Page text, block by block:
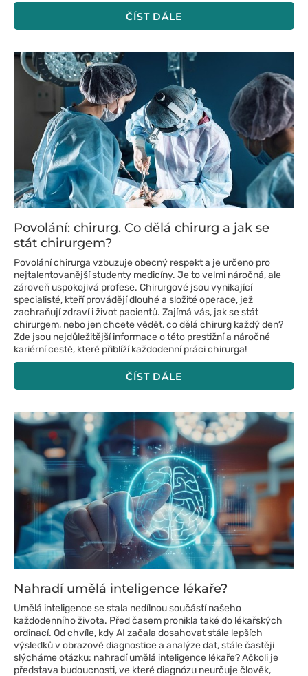
ČÍST DÁLE
Povolání: chirurg. Co dělá chirurg a jak se
stát chirurgem?
Povolání chirurga vzbuzuje obecný respekt a je určeno pro
nejtalentovanější studenty medicíny. Je to velmi náročná, ale
zároveň uspokojivá profese. Chirurgové jsou vynikající
specialisté, kteří provádějí dlouhé a složité operace, jež
zachraňují zdraví i život pacientů. Zajímá vás, jak se stát
chirurgem, nebo jen chcete vědět, co dělá chirurg každý den?
Zde jsou nejdůležitější informace o této prestižní a náročné
kariérní cestě, které přiblíží každodenní práci chirurga!
ČÍST DÁLE
Nahradí umělá inteligence lékaře?
Umělá inteligence se stala nedílnou součástí našeho
každodenního života. Před časem pronikla také do lékařských
ordinací. Od chvíle, kdy AI začala dosahovat stále lepších
výsledků v obrazové diagnostice a analýze dat, stále častěji
slýcháme otázku: nahradí umělá inteligence lékaře? Ačkoli je
představa budoucnosti, ve které diagnózu neurčuje člověk,